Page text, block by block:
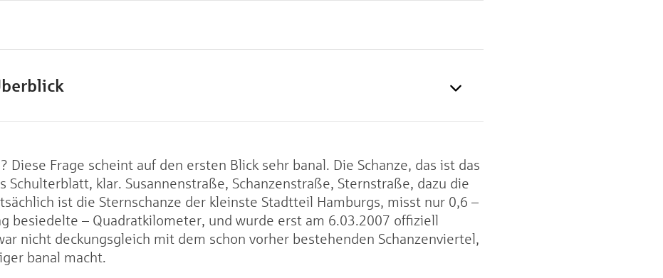
Diese Frage scheint auf den ersten Blick sehr banal. Die Schanze, das ist das
Schulterblatt, klar. Susannenstraße, Schanzenstraße, Sternstraße, dazu die
ist die Sternschanze der kleinste Stadtteil Hamburgs, misst nur 0,6 –
besiedelte – Quadratkilometer, und wurde erst am 6.03.2007 offiziell
nicht deckungsgleich mit dem schon vorher bestehenden Schanzenviertel,
banal macht.